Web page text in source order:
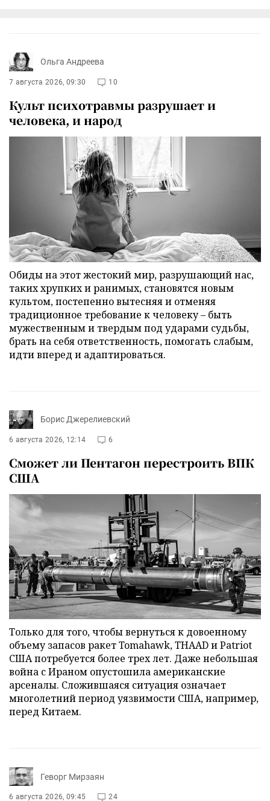
Ольга Андреева
7 августа 2026, 09:30 10
Культ психотравмы разрушает и
человека, и народ
Обиды на этот жестокий мир, разрушающий нас,
таких хрупких и ранимых, становятся новым
культом, постепенно вытесняя и отменяя
традиционное требование к человеку – быть
мужественным и твердым под ударами судьбы,
брать на себя ответственность, помогать слабым,
идти вперед и адаптироваться.
Борис Джерелиевский
6 августа 2026, 12:14 6
Сможет ли Пентагон перестроить ВПК
США
Только для того, чтобы вернуться к довоенному
объему запасов ракет Tomahawk, THAAD и Patriot
США потребуется более трех лет. Даже небольшая
война с Ираном опустошила американские
арсеналы. Сложившаяся ситуация означает
многолетний период уязвимости США, например,
перед Китаем.
Геворг Мирзаян
6 августа 2026, 09:45 24